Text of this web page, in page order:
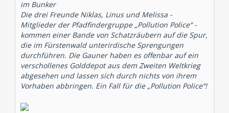
im Bunker
Die drei Freunde Niklas, Linus und Melissa -
Mitglieder der Pfadfindergruppe „Pollution Police“ -
kommen einer Bande von Schatzräubern auf die Spur,
die im Fürstenwald unterirdische Sprengungen
durchführen. Die Gauner haben es offenbar auf ein
verschollenes Golddepot aus dem Zweiten Weltkrieg
abgesehen und lassen sich durch nichts von ihrem
Vorhaben abbringen. Ein Fall für die „Pollution Police“!